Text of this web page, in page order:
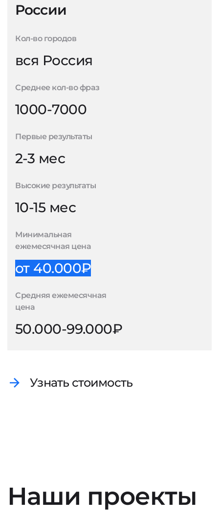
России
Кол-во городов
вся Россия
Среднее кол-во фраз
1000-7000
Первые результаты
2-3 мес
Высокие результаты
10-15 мес
Минимальная
ежемесячная цена
от 40.000₽
Средняя ежемесячная
цена
50.000-99.000₽
Узнать стоимость
Наши проекты